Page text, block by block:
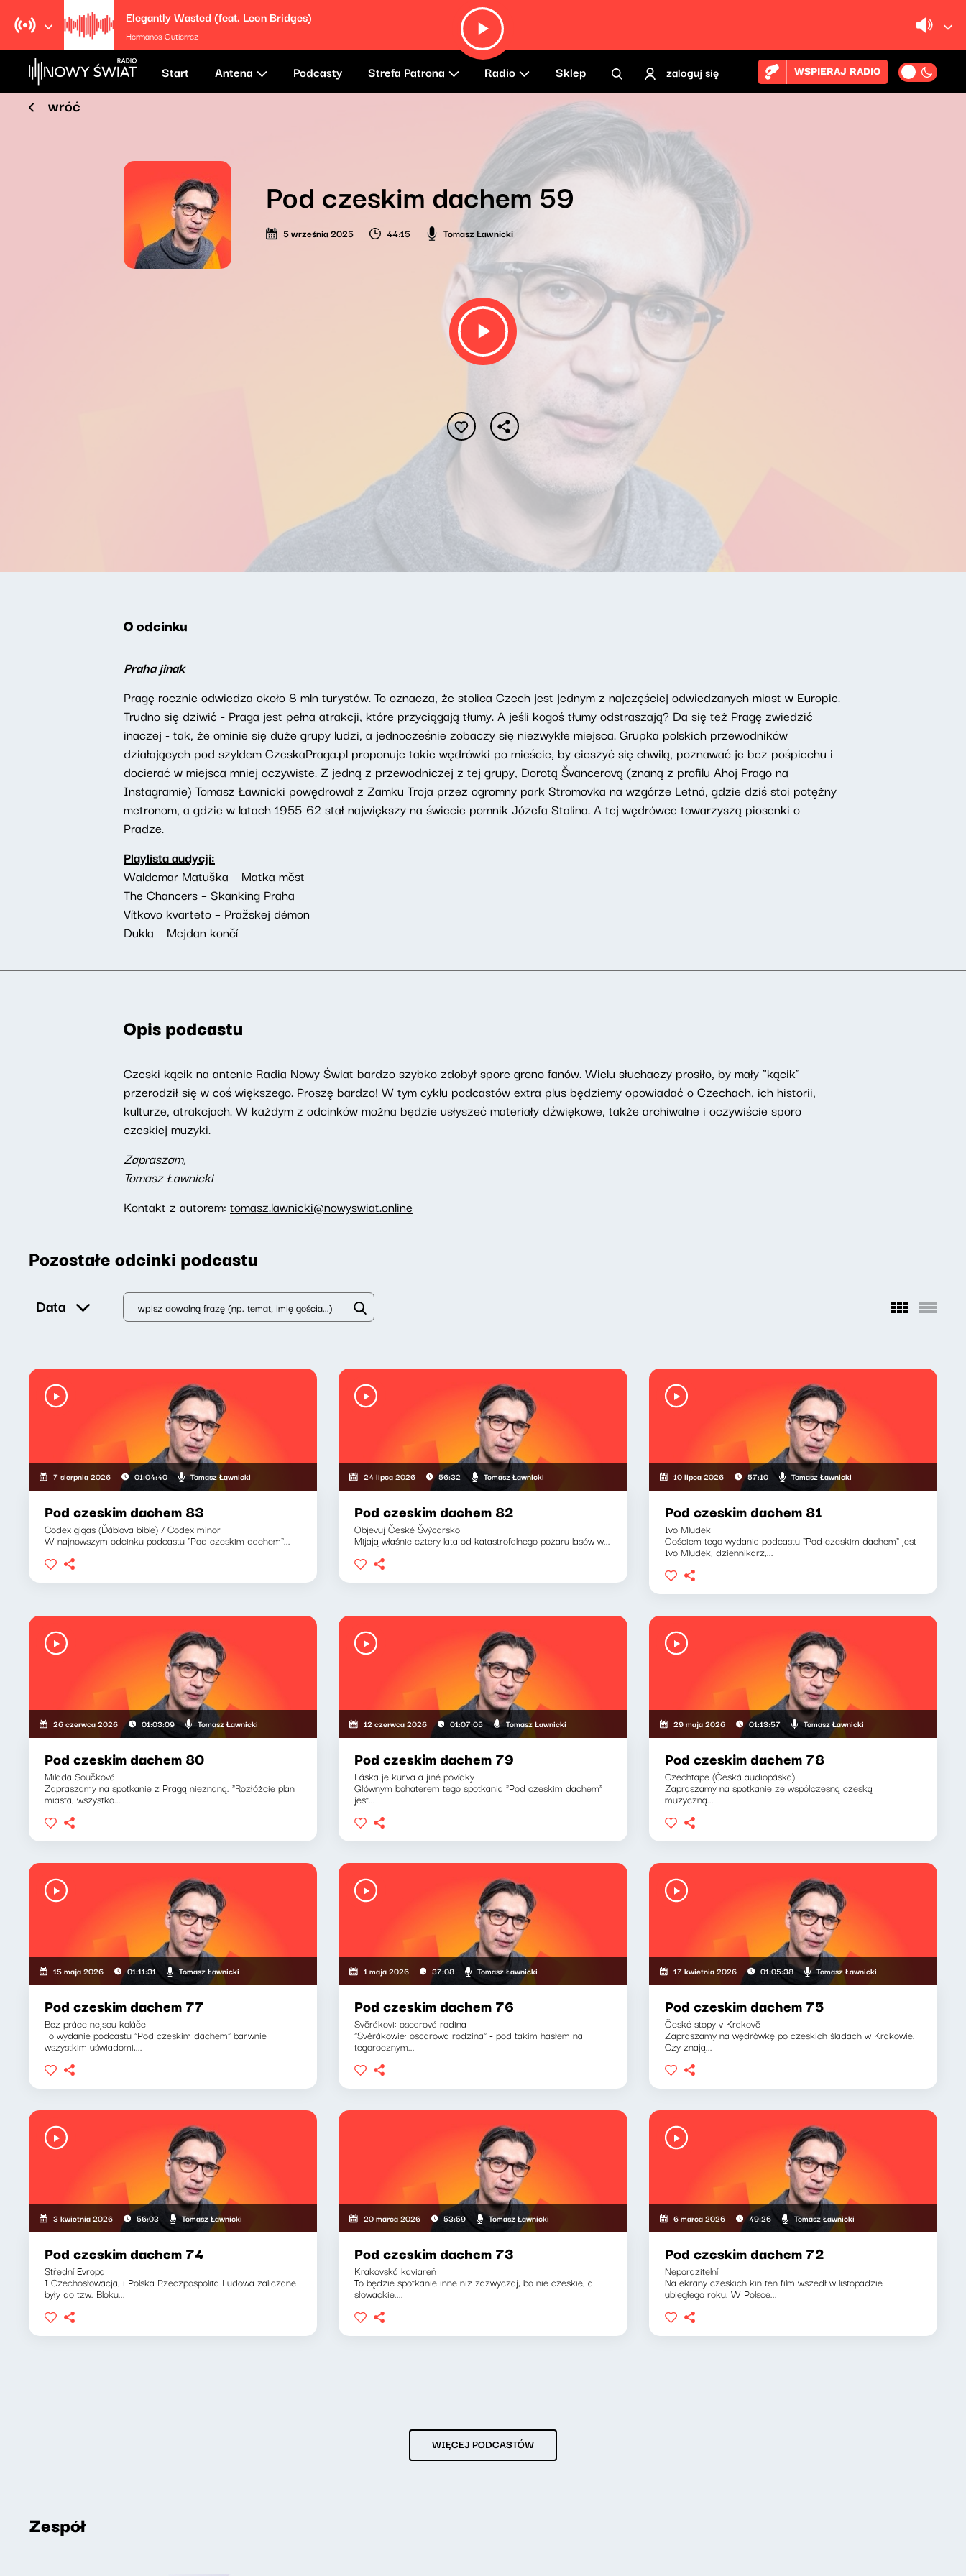
Elegantly Wasted (feat. Leon Bridges)
Hermanos Gutierrez
Start Antena Podcasty Strefa Patrona Radio Sklep zaloguj się WSPIERAJ RADIO
wróć
Pod czeskim dachem 59
5 września 2025 44:15 Tomasz Ławnicki
O odcinku
Praha jinak
Pragę rocznie odwiedza około 8 mln turystów. To oznacza, że stolica Czech jest jednym z najczęściej odwiedzanych miast w Europie.
Trudno się dziwić - Praga jest pełna atrakcji, które przyciągają tłumy. A jeśli kogoś tłumy odstraszają? Da się też Pragę zwiedzić
inaczej - tak, że ominie się duże grupy ludzi, a jednocześnie zobaczy się niezwykłe miejsca. Grupka polskich przewodników
działających pod szyldem CzeskaPraga.pl proponuje takie wędrówki po mieście, by cieszyć się chwilą, poznawać je bez pośpiechu i
docierać w miejsca mniej oczywiste. Z jedną z przewodniczej z tej grupy, Dorotą Švancerovą (znaną z profilu Ahoj Prago na
Instagramie) Tomasz Ławnicki powędrował z Zamku Troja przez ogromny park Stromovka na wzgórze Letná, gdzie dziś stoi potężny
metronom, a gdzie w latach 1955-62 stał największy na świecie pomnik Józefa Stalina. A tej wędrówce towarzyszą piosenki o
Pradze.
Playlista audycji:
Waldemar Matuška – Matka měst
The Chancers – Skanking Praha
Vítkovo kvarteto – Pražskej démon
Dukla – Mejdan končí
Opis podcastu
Czeski kącik na antenie Radia Nowy Świat bardzo szybko zdobył spore grono fanów. Wielu słuchaczy prosiło, by mały "kącik"
przerodził się w coś większego. Proszę bardzo! W tym cyklu podcastów extra plus będziemy opowiadać o Czechach, ich historii,
kulturze, atrakcjach. W każdym z odcinków można będzie usłyszeć materiały dźwiękowe, także archiwalne i oczywiście sporo
czeskiej muzyki.
Zapraszam,
Tomasz Ławnicki
Kontakt z autorem: tomasz.lawnicki@nowyswiat.online
Pozostałe odcinki podcastu
Data
7 sierpnia 2026 01:04:40 Tomasz Ławnicki
Pod czeskim dachem 83
Codex gigas (Ďáblova bible) / Codex minor
W najnowszym odcinku podcastu "Pod czeskim dachem"...
24 lipca 2026 56:32 Tomasz Ławnicki
Pod czeskim dachem 82
Objevuj České Švýcarsko
Mijają właśnie cztery lata od katastrofalnego pożaru lasów w...
10 lipca 2026 57:10 Tomasz Ławnicki
Pod czeskim dachem 81
Ivo Mludek
Gościem tego wydania podcastu "Pod czeskim dachem" jest
Ivo Mludek, dziennikarz,...
26 czerwca 2026 01:03:09 Tomasz Ławnicki
Pod czeskim dachem 80
Milada Součková
Zapraszamy na spotkanie z Pragą nieznaną. "Rozłóżcie plan
miasta, wszystko...
12 czerwca 2026 01:07:05 Tomasz Ławnicki
Pod czeskim dachem 79
Láska je kurva a jiné povídky
Głównym bohaterem tego spotkania "Pod czeskim dachem"
jest...
29 maja 2026 01:13:57 Tomasz Ławnicki
Pod czeskim dachem 78
Czechtape (Česká audiopáska)
Zapraszamy na spotkanie ze współczesną czeską
muzyczną...
15 maja 2026 01:11:31 Tomasz Ławnicki
Pod czeskim dachem 77
Bez práce nejsou koláče
To wydanie podcastu "Pod czeskim dachem" barwnie
wszystkim uświadomi,...
1 maja 2026 37:08 Tomasz Ławnicki
Pod czeskim dachem 76
Svěrákovi: oscarová rodina
"Svěrákowie: oscarowa rodzina" - pod takim hasłem na
tegorocznym...
17 kwietnia 2026 01:05:38 Tomasz Ławnicki
Pod czeskim dachem 75
České stopy v Krakově
Zapraszamy na wędrówkę po czeskich śladach w Krakowie.
Czy znają...
3 kwietnia 2026 56:03 Tomasz Ławnicki
Pod czeskim dachem 74
Střední Evropa
I Czechosłowacja, i Polska Rzeczpospolita Ludowa zaliczane
były do tzw. Bloku...
20 marca 2026 53:59 Tomasz Ławnicki
Pod czeskim dachem 73
Krakovská kaviareň
To będzie spotkanie inne niż zazwyczaj, bo nie czeskie, a
słowackie....
6 marca 2026 49:26 Tomasz Ławnicki
Pod czeskim dachem 72
Neporazitelní
Na ekrany czeskich kin ten film wszedł w listopadzie
ubiegłego roku. W Polsce...
WIĘCEJ PODCASTÓW
Zespół